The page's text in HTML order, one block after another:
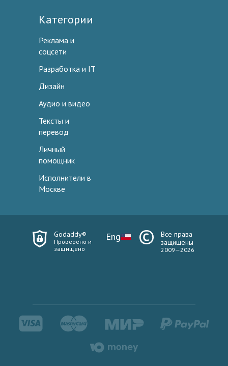
Категории
Реклама и
соцсети
Разработка и IT
Дизайн
Аудио и видео
Тексты и
перевод
Личный
помощник
Исполнители в
Москве
Godaddy®
Проверено и
защищено
Eng
Все права
защищены
2009—2026